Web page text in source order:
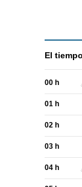
El
00 h
01 h
02 h
03 h
04 h